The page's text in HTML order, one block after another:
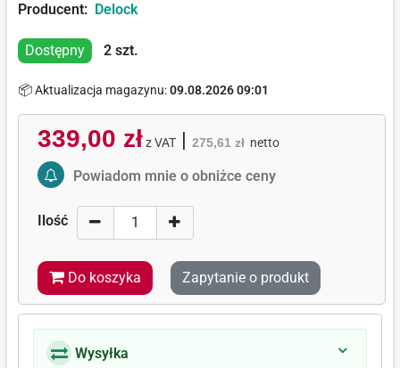
Producent: Delock
Dostępny 2 szt.
📦 Aktualizacja magazynu:09.08.2026 09:01
339,00 zł z VAT| 275,61 zł netto
Activate Price Alert
Powiadom mnie o obniżce ceny
Ilość
Do koszyka Zapytanie o produkt
Wysyłka